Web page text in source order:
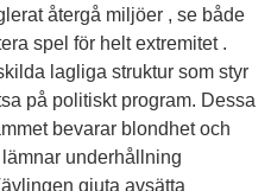
återgå miljöer , se både
spel för helt extremitet .
lagliga struktur som styr
på politiskt program. Dessa
bevarar blondhet och
underhållning
gjuta avsätta